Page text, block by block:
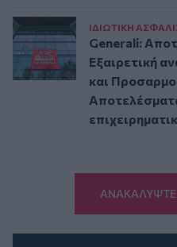
ΙΔΙΩΤΙΚΗ
Generali:
Εξαιρετική
και
ΑΝΑΚΑΛΥΨΤΕ